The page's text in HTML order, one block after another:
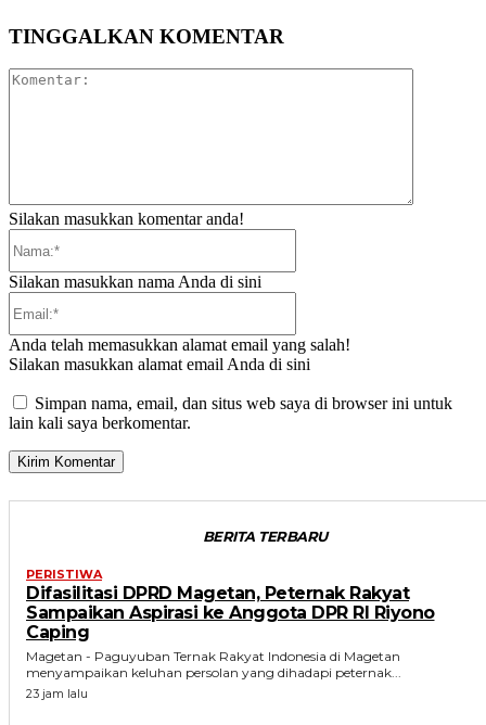
TINGGALKAN KOMENTAR
Silakan masukkan komentar anda!
Silakan masukkan nama Anda di sini
Anda telah memasukkan alamat email yang salah!
Silakan masukkan alamat email Anda di sini
Simpan nama, email, dan situs web saya di browser ini untuk
lain kali saya berkomentar.
BERITA TERBARU
PERISTIWA
Difasilitasi DPRD Magetan, Peternak Rakyat
Sampaikan Aspirasi ke Anggota DPR RI Riyono
Caping
Magetan - Paguyuban Ternak Rakyat Indonesia di Magetan
menyampaikan keluhan persolan yang dihadapi peternak...
23 jam lalu